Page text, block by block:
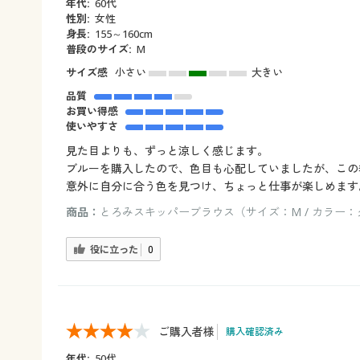
年代: 60代
性別: 女性
身長: 155～160cm
普段のサイズ: М
サイズ感 小さい
大きい
品質
お買い得感
使いやすさ
見た目よりも、ずっと涼しく感じます。
ブルーを購入したので、色目も心配していましたが、この
意外に自分に合う色を見つけ、ちょっと仕事が楽しめます
商品： とろみスキッパーブラウス（サイズ：M / カラー：
役に立った 0
ご購入者様 購入確認済み